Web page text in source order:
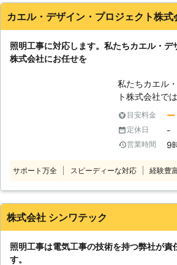
カエル・デザイン・プロジェクト株式
照明工事に対応します。私たちカエル・デ
株式会社にお任せを
私たちカエル
ト株式会社で
困りやお悩み
ております。
識、今まで培
っかりと対応
の他電気工事
気工事のこと
目安料金 ー
定休日 -
営業時間 9
サポート万全 スピーディーな対応 経験豊
株式会社 シンワテック
照明工事は電気工事の技術を持つ弊社が責
す。